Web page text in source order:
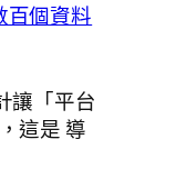
百個資料
讓「平台
這是 導